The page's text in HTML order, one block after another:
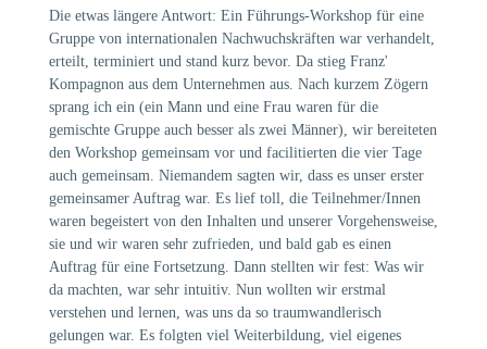
Die etwas längere Antwort: Ein Führungs-Workshop für eine
Gruppe von internationalen Nachwuchskräften war verhandelt,
erteilt, terminiert und stand kurz bevor. Da stieg Franz'
Kompagnon aus dem Unternehmen aus. Nach kurzem Zögern
sprang ich ein (ein Mann und eine Frau waren für die
gemischte Gruppe auch besser als zwei Männer), wir bereiteten
den Workshop gemeinsam vor und facilitierten die vier Tage
auch gemeinsam. Niemandem sagten wir, dass es unser erster
gemeinsamer Auftrag war. Es lief toll, die Teilnehmer/Innen
waren begeistert von den Inhalten und unserer Vorgehensweise,
sie und wir waren sehr zufrieden, und bald gab es einen
Auftrag für eine Fortsetzung. Dann stellten wir fest: Was wir
da machten, war sehr intuitiv. Nun wollten wir erstmal
verstehen und lernen, was uns da so traumwandlerisch
gelungen war. Es folgten viel Weiterbildung, viel eigenes